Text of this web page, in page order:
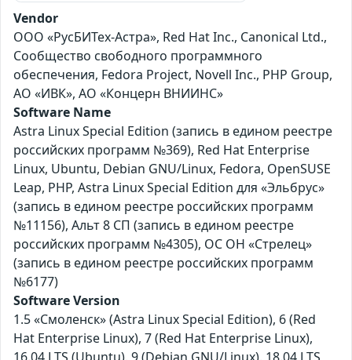
Vendor
ООО «РусБИТех-Астра», Red Hat Inc., Canonical Ltd.,
Сообщество свободного программного
обеспечения, Fedora Project, Novell Inc., PHP Group,
АО «ИВК», АО «Концерн ВНИИНС»
Software Name
Astra Linux Special Edition (запись в едином реестре
российских программ №369), Red Hat Enterprise
Linux, Ubuntu, Debian GNU/Linux, Fedora, OpenSUSE
Leap, PHP, Astra Linux Special Edition для «Эльбрус»
(запись в едином реестре российских программ
№11156), Альт 8 СП (запись в едином реестре
российских программ №4305), ОС ОН «Стрелец»
(запись в едином реестре российских программ
№6177)
Software Version
1.5 «Смоленск» (Astra Linux Special Edition), 6 (Red
Hat Enterprise Linux), 7 (Red Hat Enterprise Linux),